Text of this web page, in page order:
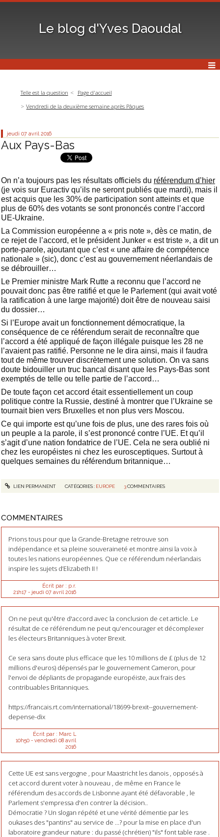
Le blog d'Yves Daoudal
Telle est la question
Page d'accueil
Vendredi de la deuxième semaine après Pâques
jeudi 07 avril 2016
Aux Pays-Bas
On n’a toujours pas les résultats officiels du référendum d’hier
(je vois sur Euractiv qu’ils ne seront publiés que mardi), mais il
est acquis que les 30% de participation sont atteints et que
plus de 60% des votants se sont prononcés contre l’accord
UE-Ukraine.
La Commission européenne a « pris note », dès ce matin, de
ce rejet de l’accord, et le président Junker « est triste », a dit un
porte-parole, ajoutant que c’est « une affaire de compétence
nationale » (sic), donc c’est au gouvernement néerlandais de
se débrouiller…
Le Premier ministre Mark Rutte a reconnu que l’accord ne
pouvait donc pas être ratifié et que le Parlement (qui avait voté
la ratification à une large majorité) doit être de nouveau saisi
du dossier…
Si l’Europe avait un fonctionnement démocratique, la
conséquence de ce référendum serait de reconnaître que
l’accord a été appliqué de façon illégale puisque les 28 ne
l’avaient pas ratifié. Personne ne le dira ainsi, mais il faudra
tout de même trouver discrètement une solution. On va sans
doute bidouiller un truc bancal disant que les Pays-Bas sont
exemptés de telle ou telle partie de l’accord…
De toute façon cet accord était essentiellement un coup
politique contre la Russie, destiné à montrer que l’Ukraine se
tournait bien vers Bruxelles et non plus vers Moscou.
Ce qui importe est qu’une fois de plus, une des rares fois où
un peuple a la parole, il s’est prononcé contre l’UE. Et qu’il
s’agit d’une nation fondatrice de l’UE. Cela ne sera oublié ni
chez les européistes ni chez les eurosceptiques. Surtout à
quelques semaines du référendum britannique…
LIEN PERMANENT CATÉGORIES : EUROPE 3COMMENTAIRES
COMMENTAIRES
Prions tous pour que la Grande-Bretagne retrouve son
indépendance et sa pleine souveraineté et montre ainsi la voix à
toutes les nations européennes. Que ce référendum néerlandais
inspire les sujets d’Elizabeth II !
Écrit par : p.r.
21h17- jeudi 07 avril 2016
On ne peut qu'être d'accord avec la conclusion de cet article. Le
résultat de ce référendum ne peut qu'encourager et décomplexer
les électeurs Britanniques à voter Brexit.
Ce sera sans doute plus efficace que les 10 millions de £ (plus de 12
millions d'euros) dépensés par le gouvernement Cameron, pour
l'envoi de dépliants de propagande européiste, aux frais des
contribuables Britanniques.
https://francais.rt.com/international/18699-brexit--gouvernement-
depense-dix
Écrit par : Marc L
10h50- vendredi 08 avril
2016
Cette UE est sans vergogne , pour Maastricht les danois , opposés à
cet accord durent voter à nouveau , de même en France le
référendum des accords de Lisbonne ayant été défavorable , le
Parlement s'empressa d'en contrer la décision..
Démocratie ? Un slogan répété et une vérité démentie par les
oukases des "pantins" au service de ...? pour la mise en place d'un
laboratoire grandeur nature : du passé (chrétien) "ils" font table rase .